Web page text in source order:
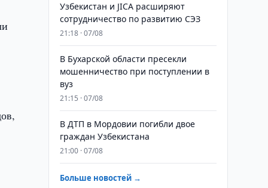
Узбекистан и JICA расширяют
сотрудничество по развитию СЭЗ
21:18 · 07/08
В Бухарской области пресекли
мошенничество при поступлении в
вуз
21:15 · 07/08
В ДТП в Мордовии погибли двое
граждан Узбекистана
21:00 · 07/08
Больше новостей →